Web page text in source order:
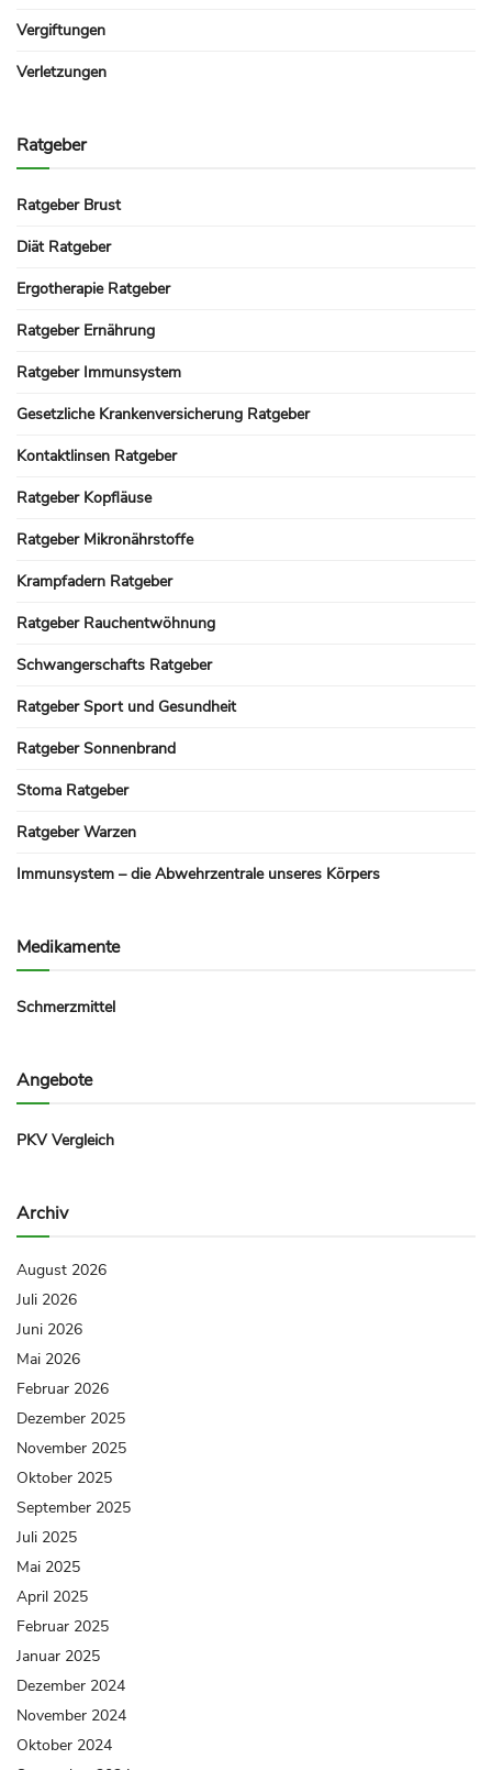
Vergiftungen
Verletzungen
Ratgeber
Ratgeber Brust
Diät Ratgeber
Ergotherapie Ratgeber
Ratgeber Ernährung
Ratgeber Immunsystem
Gesetzliche Krankenversicherung Ratgeber
Kontaktlinsen Ratgeber
Ratgeber Kopfläuse
Ratgeber Mikronährstoffe
Krampfadern Ratgeber
Ratgeber Rauchentwöhnung
Schwangerschafts Ratgeber
Ratgeber Sport und Gesundheit
Ratgeber Sonnenbrand
Stoma Ratgeber
Ratgeber Warzen
Immunsystem – die Abwehrzentrale unseres Körpers
Medikamente
Schmerzmittel
Angebote
PKV Vergleich
Archiv
August 2026
Juli 2026
Juni 2026
Mai 2026
Februar 2026
Dezember 2025
November 2025
Oktober 2025
September 2025
Juli 2025
Mai 2025
April 2025
Februar 2025
Januar 2025
Dezember 2024
November 2024
Oktober 2024